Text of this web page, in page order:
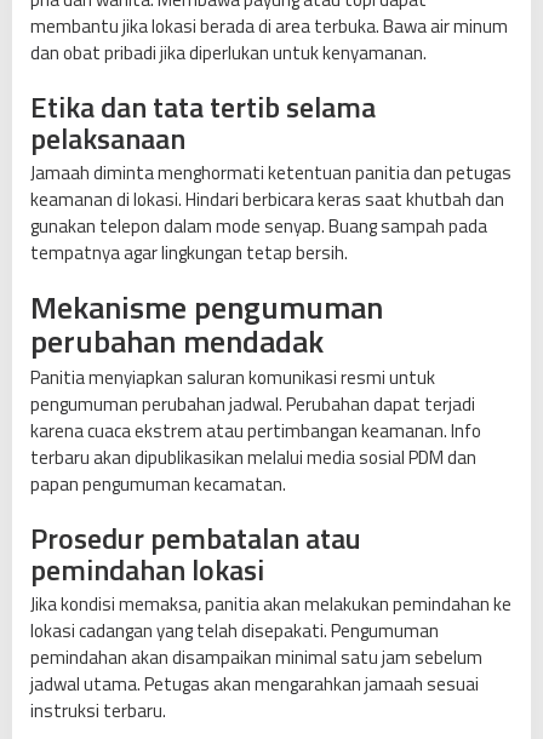
membantu jika lokasi berada di area terbuka. Bawa air minum
dan obat pribadi jika diperlukan untuk kenyamanan.
Etika dan tata tertib selama
pelaksanaan
Jamaah diminta menghormati ketentuan panitia dan petugas
keamanan di lokasi. Hindari berbicara keras saat khutbah dan
gunakan telepon dalam mode senyap. Buang sampah pada
tempatnya agar lingkungan tetap bersih.
Mekanisme pengumuman
perubahan mendadak
Panitia menyiapkan saluran komunikasi resmi untuk
pengumuman perubahan jadwal. Perubahan dapat terjadi
karena cuaca ekstrem atau pertimbangan keamanan. Info
terbaru akan dipublikasikan melalui media sosial PDM dan
papan pengumuman kecamatan.
Prosedur pembatalan atau
pemindahan lokasi
Jika kondisi memaksa, panitia akan melakukan pemindahan ke
lokasi cadangan yang telah disepakati. Pengumuman
pemindahan akan disampaikan minimal satu jam sebelum
jadwal utama. Petugas akan mengarahkan jamaah sesuai
instruksi terbaru.